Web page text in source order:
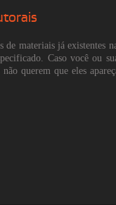
de materiais já existentes
Caso você ou
querem que eles